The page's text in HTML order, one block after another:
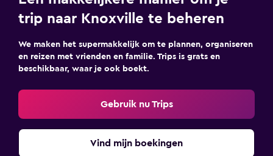
trip naar Knoxville te beheren
We maken het supermakkelijk om te plannen, organiseren
en reizen met vrienden en familie. Trips is grats en
beschikbaar, waar je ook boekt.
Gebruik nu Trips
Vind mijn boekingen